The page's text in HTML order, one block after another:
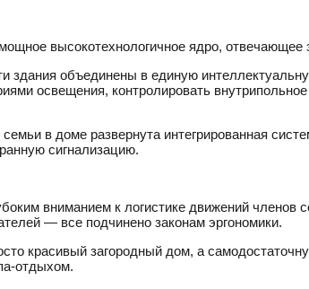
высокотехнологичное ядро, отвечающее
здания объединены в единую
освещения, контролировать
в доме развернута интегрированная
сигнализацию.
вниманием к логистике движений
— все подчинено законам эргономики.
красивый загородный дом, а
отдыхом.